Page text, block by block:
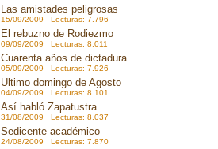
Las amistades peligrosas
15/09/2009 Lecturas: 7.796
El rebuzno de Rodiezmo
09/09/2009 Lecturas: 8.011
Cuarenta años de dictadura
05/09/2009 Lecturas: 7.926
Ultimo domingo de Agosto
04/09/2009 Lecturas: 8.101
Así habló Zapatustra
31/08/2009 Lecturas: 8.037
Sedicente académico
24/08/2009 Lecturas: 7.870